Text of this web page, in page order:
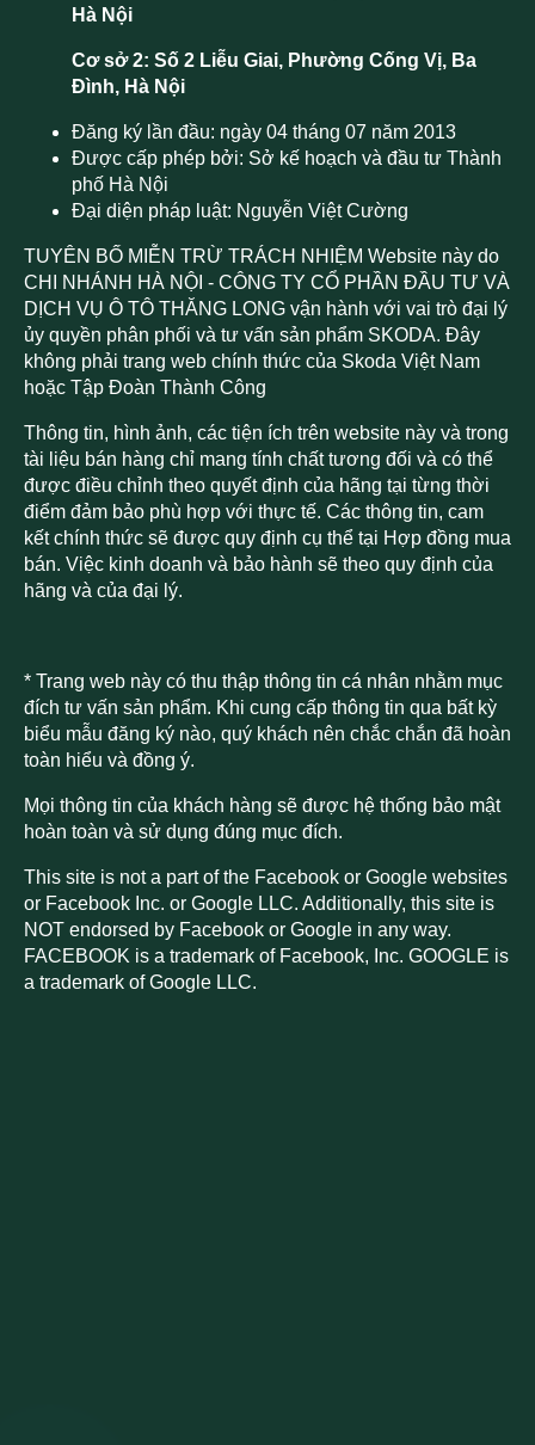
Hà Nội
Cơ sở 2: Số 2 Liễu Giai, Phường Cống Vị, Ba
Đình, Hà Nội
Đăng ký lần đầu: ngày 04 tháng 07 năm 2013
Được cấp phép bởi: Sở kế hoạch và đầu tư Thành
phố Hà Nội
Đại diện pháp luật: Nguyễn Việt Cường
TUYÊN BỐ MIỄN TRỪ TRÁCH NHIỆM Website này do
CHI NHÁNH HÀ NỘI - CÔNG TY CỔ PHẦN ĐẦU TƯ VÀ
DỊCH VỤ Ô TÔ THĂNG LONG vận hành với vai trò đại lý
ủy quyền phân phối và tư vấn sản phẩm SKODA. Đây
không phải trang web chính thức của Skoda Việt Nam
hoặc Tập Đoàn Thành Công
Thông tin, hình ảnh, các tiện ích trên website này và trong
tài liệu bán hàng chỉ mang tính chất tương đối và có thể
được điều chỉnh theo quyết định của hãng tại từng thời
điểm đảm bảo phù hợp với thực tế. Các thông tin, cam
kết chính thức sẽ được quy định cụ thể tại Hợp đồng mua
bán. Việc kinh doanh và bảo hành sẽ theo quy định của
hãng và của đại lý.
* Trang web này có thu thập thông tin cá nhân nhằm mục
đích tư vấn sản phẩm. Khi cung cấp thông tin qua bất kỳ
biểu mẫu đăng ký nào, quý khách nên chắc chắn đã hoàn
toàn hiểu và đồng ý.
Mọi thông tin của khách hàng sẽ được hệ thống bảo mật
hoàn toàn và sử dụng đúng mục đích.
This site is not a part of the Facebook or Google websites
or Facebook Inc. or Google LLC. Additionally, this site is
NOT endorsed by Facebook or Google in any way.
FACEBOOK is a trademark of Facebook, Inc. GOOGLE is
a trademark of Google LLC.